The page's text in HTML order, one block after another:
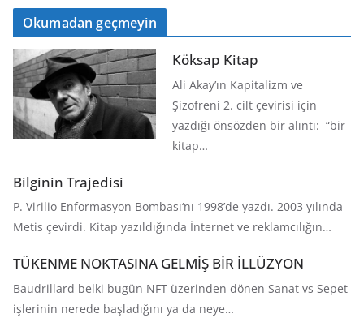
Okumadan geçmeyin
Köksap Kitap
Ali Akay’ın Kapitalizm ve
Şizofreni 2. cilt çevirisi için
yazdığı önsözden bir alıntı: “bir
kitap…
Bilginin Trajedisi
P. Virilio Enformasyon Bombası‘nı 1998’de yazdı. 2003 yılında
Metis çevirdi. Kitap yazıldığında İnternet ve reklamcılığın…
TÜKENME NOKTASINA GELMİŞ BİR İLLÜZYON
Baudrillard belki bugün NFT üzerinden dönen Sanat vs Sepet
işlerinin nerede başladığını ya da neye…